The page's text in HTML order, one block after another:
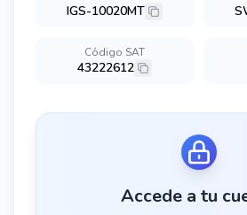
IGS-10020MT
Código SAT
43222612
Accede a tu